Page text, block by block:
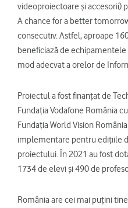
videoproiectoare și accesorii)
A chance for a better
consecutiv. Astfel, aproape
beneficiază de
mod adecvat a orelor de
Proiectul a fost finanțat de
Fundația Vodafone România
Fundația World Vision
implementare pentru edițiile
proiectului. În 2021 au fost
1734 de elevi și 490 de
România are cei mai puțini